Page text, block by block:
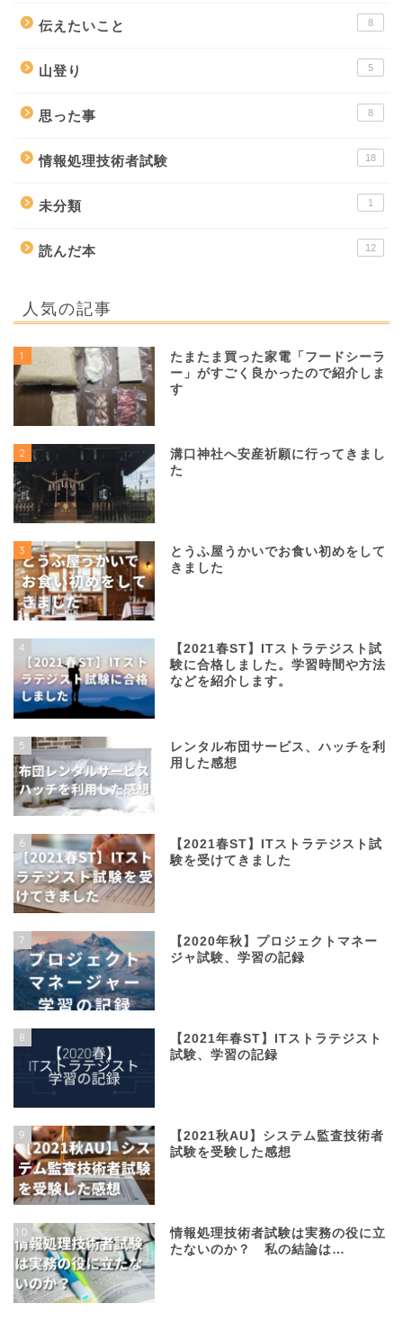
伝えたいこと 8
山登り 5
思った事 8
情報処理技術者試験 18
未分類 1
読んだ本 12
人気の記事
1
たまたま買った家電「フードシーラ
ー」がすごく良かったので紹介しま
す
2
溝口神社へ安産祈願に行ってきまし
た
3
とうふ屋うかいでお食い初めをして
きました
4
【2021春ST】ITストラテジスト試
験に合格しました。学習時間や方法
などを紹介します。
5
レンタル布団サービス、ハッチを利
用した感想
6
【2021春ST】ITストラテジスト試
験を受けてきました
7
【2020年秋】プロジェクトマネー
ジャ試験、学習の記録
8
【2021年春ST】ITストラテジスト
試験、学習の記録
9
【2021秋AU】システム監査技術者
試験を受験した感想
10
情報処理技術者試験は実務の役に立
たないのか？ 私の結論は…